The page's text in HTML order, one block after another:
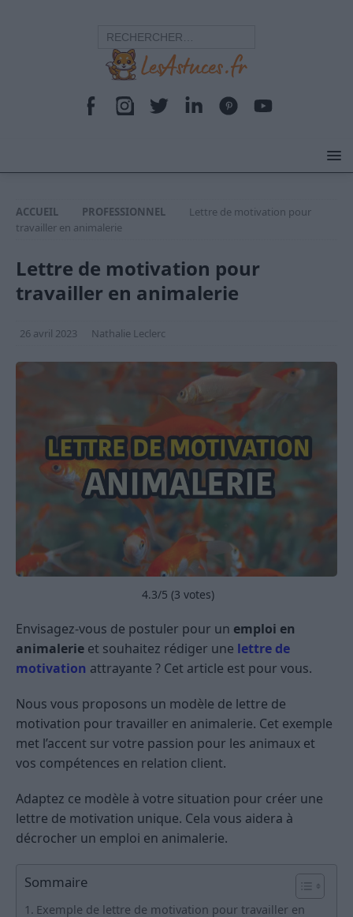
ACCUEIL PROFESSIONNEL
Lettre de motivation pour
travailler en animalerie
Lettre de motivation pour
travailler en animalerie
26 avril 2023 Nathalie Leclerc
4.3/5 (3 votes)
Envisagez-vous de postuler pour un emploi en
animalerie et souhaitez rédiger une lettre de
motivation attrayante ? Cet article est pour vous.
Nous vous proposons un modèle de lettre de
motivation pour travailler en animalerie. Cet exemple
met l’accent sur votre passion pour les animaux et
vos compétences en relation client.
Adaptez ce modèle à votre situation pour créer une
lettre de motivation unique. Cela vous aidera à
décrocher un emploi en animalerie.
Sommaire
Exemple de lettre de motivation pour travailler en